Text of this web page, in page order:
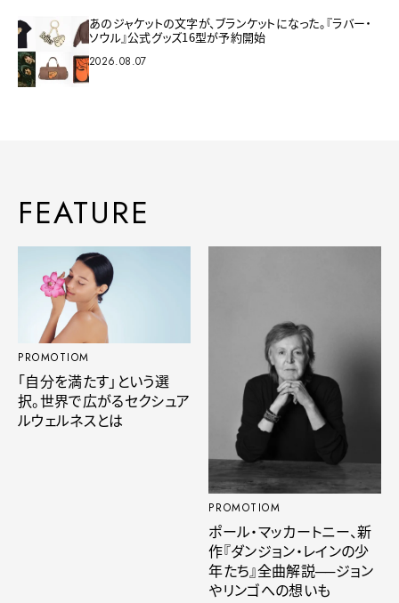
あのジャケットの文字が、ブランケットになった。『ラバー・
ソウル』公式グッズ16型が予約開始
2026.08.07
FEATURE
PROMOTIOM
「自分を満たす」という選
択。世界で広がるセクシュア
ルウェルネスとは
PROMOTIOM
ポール・マッカートニー、新
作『ダンジョン・レインの少
年たち』全曲解説──ジョン
やリンゴへの想いも